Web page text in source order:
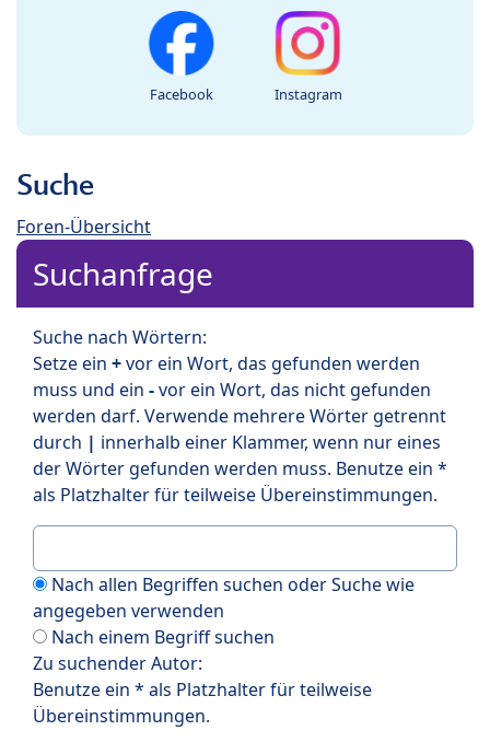
Facebook Instagram
Suche
Foren-Übersicht
Suchanfrage
Suche nach Wörtern:
Setze ein +vor ein Wort, das gefunden werden
muss und ein -vor ein Wort, das nicht gefunden
werden darf. Verwende mehrere Wörter getrennt
durch | innerhalb einer Klammer, wenn nur eines
der Wörter gefunden werden muss. Benutze ein *
als Platzhalter für teilweise Übereinstimmungen.
Nach allen Begriffen suchen oder Suche wie
angegeben verwenden
Nach einem Begriff suchen
Zu suchender Autor:
Benutze ein * als Platzhalter für teilweise
Übereinstimmungen.